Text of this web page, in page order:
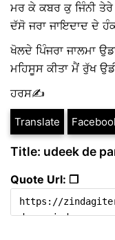
ਮਰ ਕੇ ਕਬਰ ਕੁ ਜਿੰਨੀ
ਦੱਸੋ ਜਰਾ ਜਾਇਦਾਦ ਦੇ
ਖੋਲਦੇ ਪਿੰਜਰਾ ਜਾਲਮਾ
ਮਹਿਸੂਸ ਕੀਤਾ ਮੈਂ ਰੁੱਖ
ਹਰਸ✍️
Translate
Title: udeek de
Quote Url: ❐